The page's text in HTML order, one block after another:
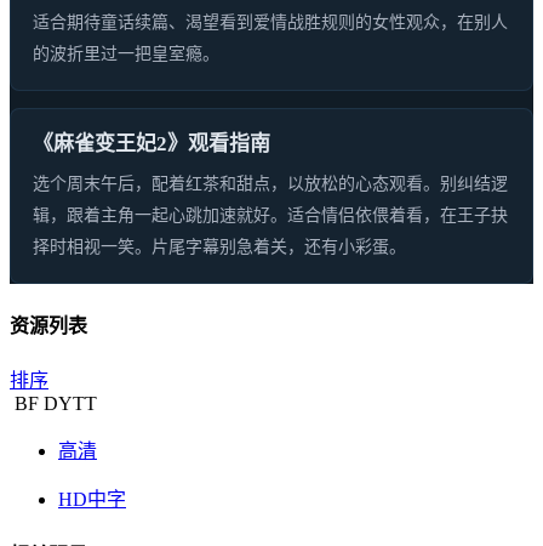
适合期待童话续篇、渴望看到爱情战胜规则的女性观众，在别人
的波折里过一把皇室瘾。
《麻雀变王妃2》观看指南
选个周末午后，配着红茶和甜点，以放松的心态观看。别纠结逻
辑，跟着主角一起心跳加速就好。适合情侣依偎着看，在王子抉
择时相视一笑。片尾字幕别急着关，还有小彩蛋。
资源列表
排序
BF DYTT
高清
HD中字